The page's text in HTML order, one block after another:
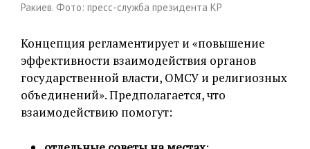
Ракиев. Фото: пресс-служба президента КР
Концепция регламентирует и «повышение
эффективности взаимодействия органов
государственной власти, ОМСУ и религиозных
объединений». Предполагается, что
взаимодействию помогут: